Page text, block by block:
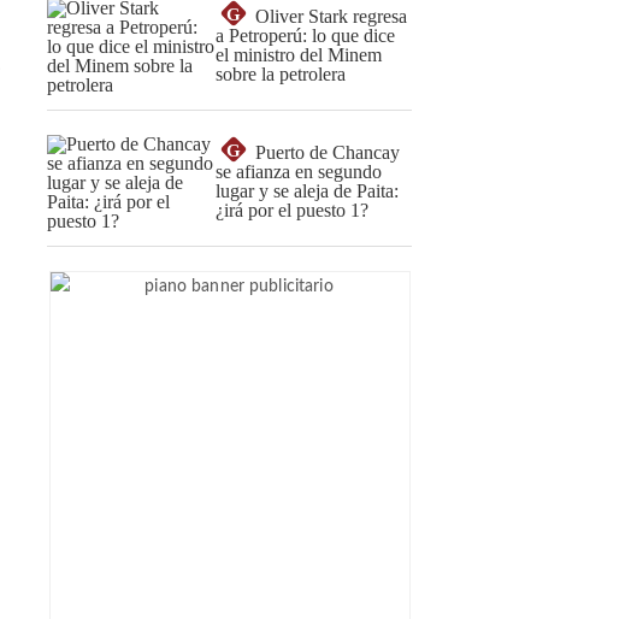
G
Oliver Stark regresa
a Petroperú: lo que dice
el ministro del Minem
sobre la petrolera
G
Puerto de Chancay
se afianza en segundo
lugar y se aleja de Paita:
¿irá por el puesto 1?